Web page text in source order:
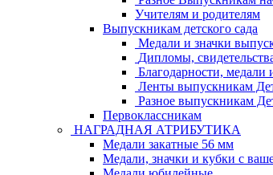
Учителям и родителям
Выпускникам детского сада
Медали и значки
Дипломы,
Благодарности, медали
Ленты выпускникам
Разное выпускникам
Первоклассникам
НАГРАДНАЯ АТРИБУТИКА
Медали закатные 56 мм
Медали, значки и кубки с